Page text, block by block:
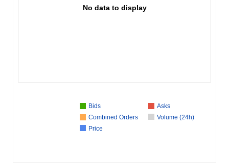
No data to display
Bids
Asks
Combined Orders
Volume (24h)
Price